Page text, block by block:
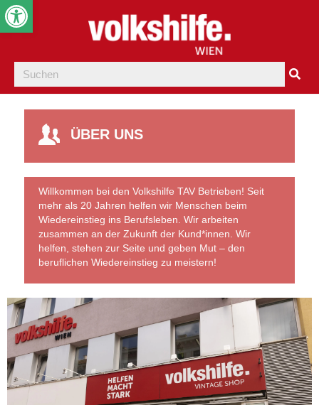
ÜBER UNS
Willkommen bei den Volkshilfe TAV Betrieben! Seit
mehr als 20 Jahren helfen wir Menschen beim
Wiedereinstieg ins Berufsleben. Wir arbeiten
zusammen an der Zukunft der Kund*innen. Wir
helfen, stehen zur Seite und geben Mut – den
beruflichen Wiedereinstieg zu meistern!